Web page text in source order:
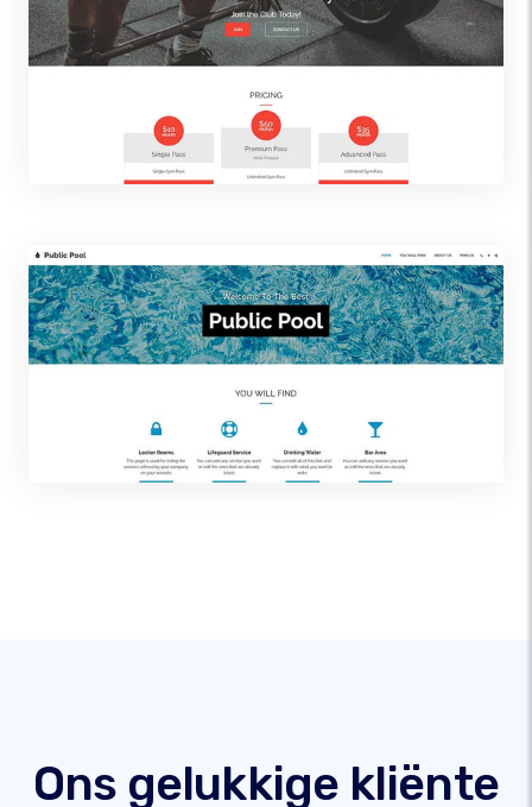
Ons gelukkige kliënte